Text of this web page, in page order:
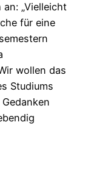
„Vielleicht
für eine
wollen das
Studiums